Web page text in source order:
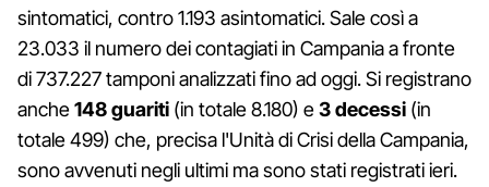
sintomatici, contro 1.193 asintomatici. Sale così a
23.033 il numero dei contagiati in Campania a fronte
di 737.227 tamponi analizzati fino ad oggi. Si registrano
anche148 guariti (in totale 8.180) e3 decessi (in
totale 499) che, precisa l'Unità di Crisi della Campania,
sono avvenuti negli ultimi ma sono stati registrati ieri.